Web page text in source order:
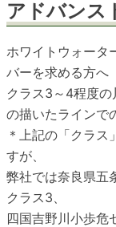
blog
アドバンス
ホワイトウォータ
バーを求める方へ
クラス3～4程度
の描いたラインで
＊上記の「クラス
すが、
弊社では奈良県五
クラス3、
四国吉野川小歩危